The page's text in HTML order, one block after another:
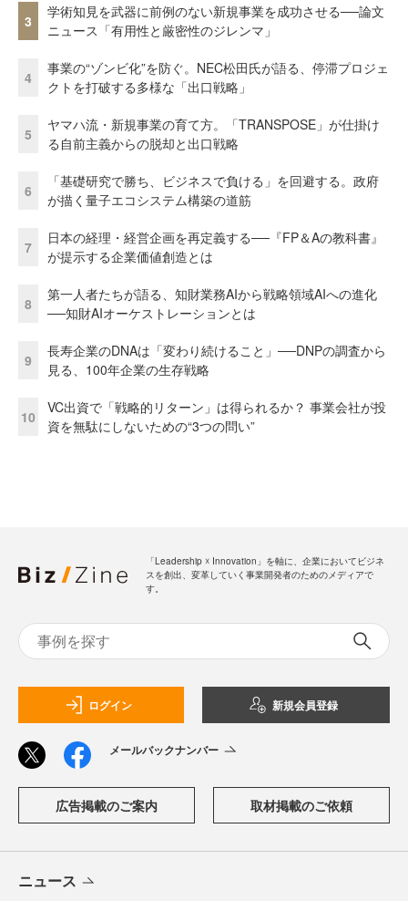
3
学術知見を武器に前例のない新規事業を成功させる──論文
ニュース「有用性と厳密性のジレンマ」
4
事業の“ゾンビ化”を防ぐ。NEC松田氏が語る、停滞プロジェ
クトを打破する多様な「出口戦略」
5
ヤマハ流・新規事業の育て方。「TRANSPOSE」が仕掛け
る自前主義からの脱却と出口戦略
6
「基礎研究で勝ち、ビジネスで負ける」を回避する。政府
が描く量子エコシステム構築の道筋
7
日本の経理・経営企画を再定義する──『FP＆Aの教科書』
が提示する企業価値創造とは
8
第一人者たちが語る、知財業務AIから戦略領域AIへの進化
──知財AIオーケストレーションとは
9
長寿企業のDNAは「変わり続けること」──DNPの調査から
見る、100年企業の生存戦略
10
VC出資で「戦略的リターン」は得られるか？ 事業会社が投
資を無駄にしないための“3つの問い”
「Leadership ☓ Innovation」を軸に、企業においてビジネ
スを創出、変革していく事業開発者のためのメディアで
す。
ログイン 新規会員登録
メールバックナンバー
広告掲載のご案内 取材掲載のご依頼
ニュース